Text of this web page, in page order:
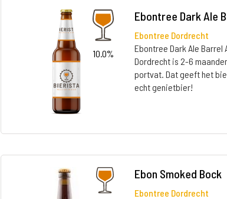
10.0%
Ebontree Dark Ale
Ebontree Dordrecht
Ebontree Dark Ale
Dordrecht is 2-6
portvat. Dat geeft het
echt genietbier!
Ebon Smoked Bock
Ebontree Dordrecht